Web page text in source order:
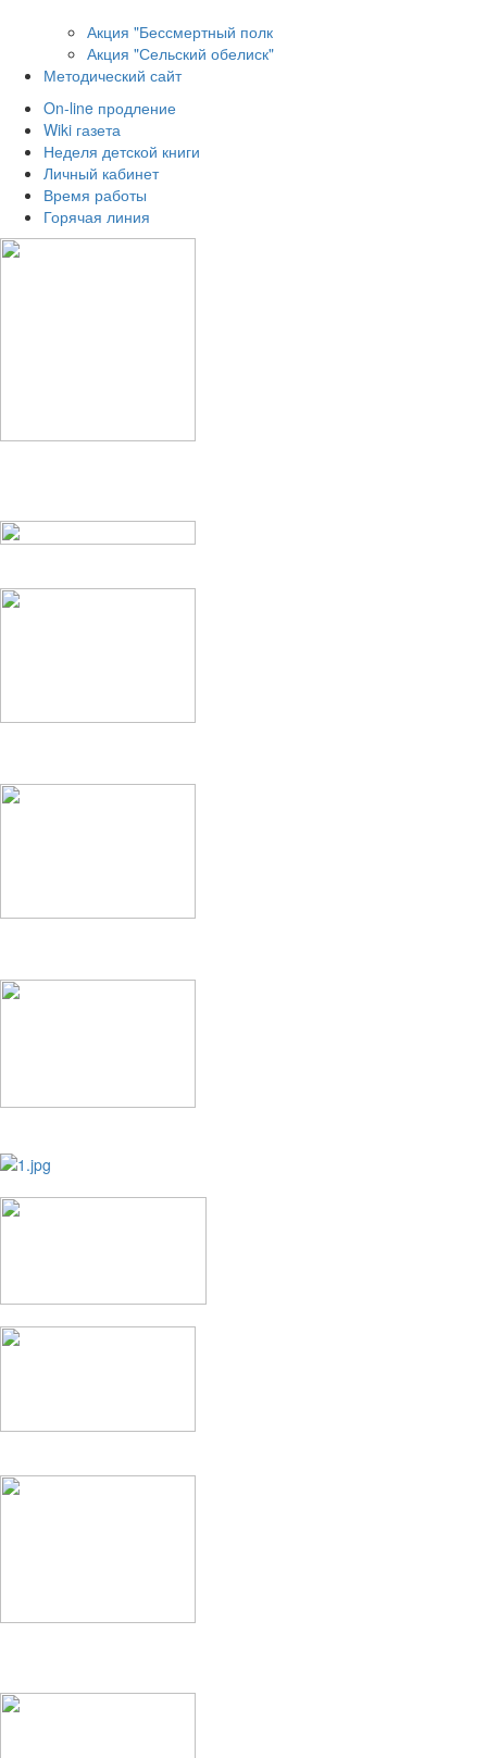
Акция "Бессмертный полк
Акция "Сельский обелиск"
Методический сайт
On-line продление
Wiki газета
Неделя детской книги
Личный кабинет
Время работы
Горячая линия